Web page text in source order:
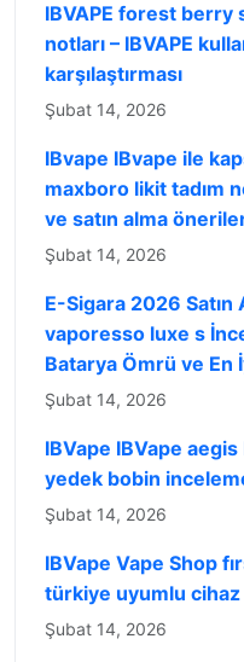
IBVAPE forest berry
notları – IBVAPE
karşılaştırması
Şubat 14, 2026
IBvape IBvape ile
maxboro likit tadım
ve satın alma
Şubat 14, 2026
E-Sigara 2026 Satın
vaporesso luxe s
Batarya Ömrü ve En
Şubat 14, 2026
IBVape IBVape
yedek bobin
Şubat 14, 2026
IBVape Vape Shop
türkiye uyumlu
Şubat 14, 2026